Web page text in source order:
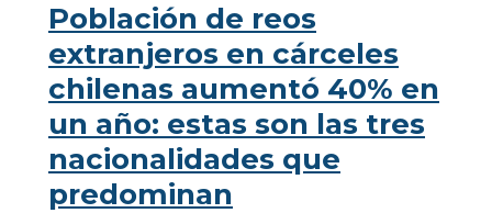
Población de reos
extranjeros en cárceles
chilenas aumentó 40% en
un año: estas son las tres
nacionalidades que
predominan